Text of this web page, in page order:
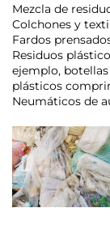
Mezcla de
Colchones y
Fardos
Residuos
ejemplo, botellas
plásticos
Neumáticos de